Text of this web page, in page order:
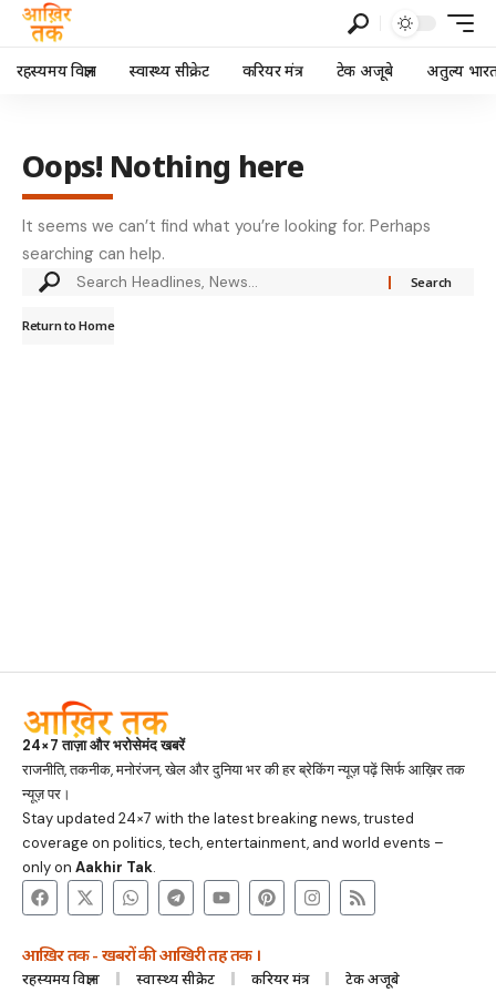
रहस्यमय विज्ञान स्वास्थ्य सीक्रेट करियर मंत्र टेक अजूबे अतुल्य
Oops! Nothing here
It seems we can’t find what you’re looking for. Perhaps
searching can help.
Return to Home
24×7 ताज़ा और भरोसेमंद खबरें
राजनीति, तकनीक, मनोरंजन, खेल और दुनिया भर की हर ब्रेकिंग न्यूज़ पढ़ें सिर्फ आख़िर तक
न्यूज़ पर।
Stay updated 24×7 with the latest breaking news, trusted
coverage on politics, tech, entertainment, and world events –
only on Aakhir Tak.
आख़िर तक - खबरों की आखिरी तह तक ।
रहस्यमय विज्ञान स्वास्थ्य सीक्रेट करियर मंत्र टेक अजूबे